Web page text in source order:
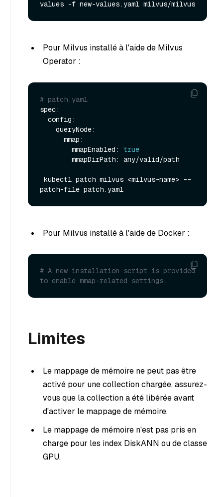
Pour Milvus installé à l'aide de Milvus
Operator :
# patch.yaml
spec:
        mmapEnabled:
true
Pour Milvus installé à l'aide de Docker :
# A new installation script is provided
to enable mmap-related settings.
Limites
Le mappage de mémoire ne peut pas être
activé pour une collection chargée, assurez-
vous que la collection a été libérée avant
d'activer le mappage de mémoire.
Le mappage de mémoire n'est pas pris en
charge pour les index DiskANN ou de classe
GPU.